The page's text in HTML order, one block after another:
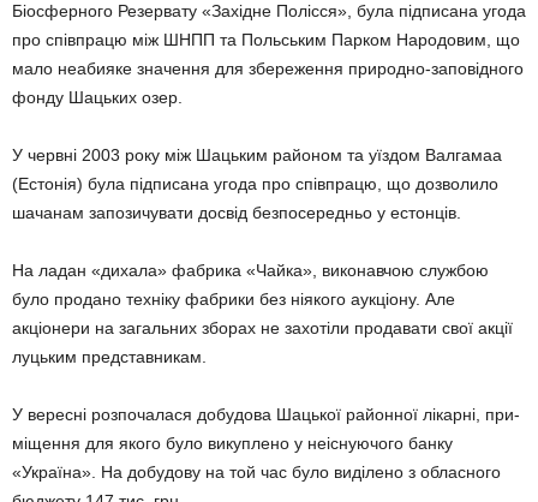
Біосферного Резервату «Західне Полісся», була підписана угода
про співпрацю між ШНПП та Польським Парком Народовим, що
мало неабияке значення для збереження природно-заповідного
фонду Шацьких озер.
У червні 2003 року між Шацьким районом та уїздом Валгамаа
(Естонія) була підписана угода про співпрацю, що дозволило
шача­нам запозичувати досвід безпосередньо у естонців.
На ладан «дихала» фабрика «Чайка», виконавчою службою
було продано техніку фабрики без ніякого аукціону. Але
акціонери на загальних зборах не захотіли продавати свої акції
луцьким представникам.
У вересні розпочалася добудова Шацької районної лікарні, при­
міщення для якого було викуплено у неіснуючого банку
«Україна». На добудову на той час було виділено з обласного